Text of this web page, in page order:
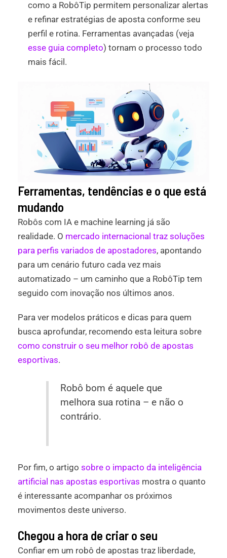
como a RobôTip permitem personalizar alertas
e refinar estratégias de aposta conforme seu
perfil e rotina. Ferramentas avançadas (veja
esse guia completo) tornam o processo todo
mais fácil.
Ferramentas, tendências e o que está
mudando
Robôs com IA e machine learning já são
realidade. O mercado internacional traz soluções
para perfis variados de apostadores, apontando
para um cenário futuro cada vez mais
automatizado – um caminho que a RobôTip tem
seguido com inovação nos últimos anos.
Para ver modelos práticos e dicas para quem
busca aprofundar, recomendo esta leitura sobre
como construir o seu melhor robô de apostas
esportivas.
Robô bom é aquele que
melhora sua rotina – e não o
contrário.
Por fim, o artigo sobre o impacto da inteligência
artificial nas apostas esportivas mostra o quanto
é interessante acompanhar os próximos
movimentos deste universo.
Chegou a hora de criar o seu
Confiar em um robô de apostas traz liberdade,